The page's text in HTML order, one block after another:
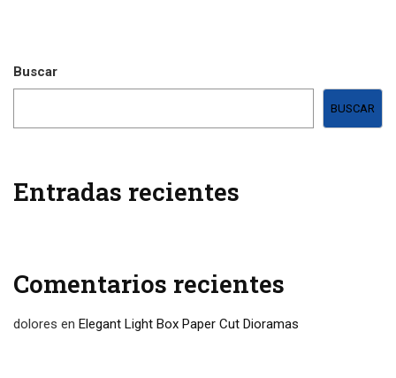
Buscar
BUSCAR
Entradas recientes
Comentarios recientes
dolores en Elegant Light Box Paper Cut Dioramas